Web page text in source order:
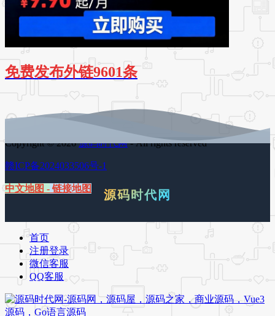
免费发布外链9601条
Copyright © 2026源码时代网- All rights reserved
赣ICP备2024033506号-1
中文地图 - 链接地图 源码时代网
首页
注册登录
微信客服
QQ客服